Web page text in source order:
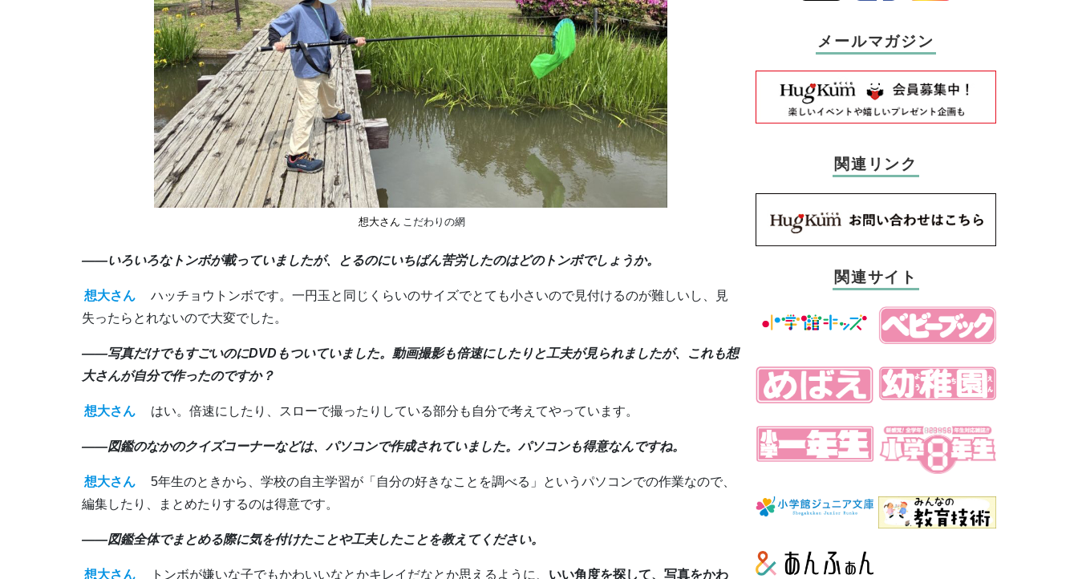
想大さん こだわりの網
――いろいろなトンボが載っていましたが、とるのにいちばん苦労したのはどのトンボでしょうか。
想大さん
ハッチョウトンボです。一円玉と同じくらいのサイズでとても小さいので見付けるのが難しいし、見
失ったらとれないので大変でした。
――写真だけでもすごいのにDVDもついていました。動画撮影も倍速にしたりと工夫が見られましたが、これも想
大さんが自分で作ったのですか？
想大さん はい。倍速にしたり、スローで撮ったりしている部分も自分で考えてやっています。
――図鑑のなかのクイズコーナーなどは、パソコンで作成されていました。パソコンも得意なんですね。
想大さん
5年生のときから、学校の自主学習が「自分の好きなことを調べる」というパソコンでの作業なので、
編集したり、まとめたりするのは得意です。
――図鑑全体でまとめる際に気を付けたことや工夫したことを教えてください。
想大さん トンボが嫌いな子でもかわいいなとかキレイだなとか思えるように、 いい角度を探して、写真をかわ
メールマガジン
関連リンク
関連サイト